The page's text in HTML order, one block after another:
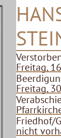
Freitag,
Freitag,
Friedhof/
nicht